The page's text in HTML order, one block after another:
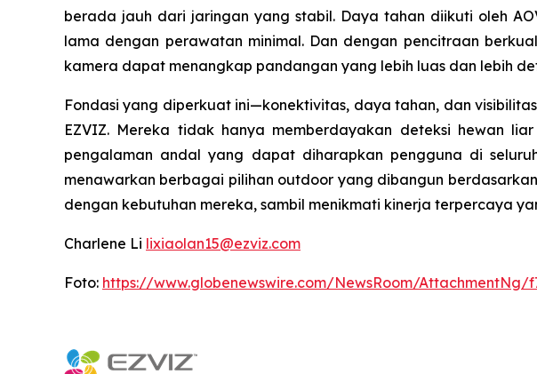
berada jauh dari jaringan yang stabil. Daya tahan diikuti oleh
lama dengan perawatan minimal. Dan dengan pencitraan
kamera dapat menangkap pandangan yang lebih luas dan lebih
Fondasi yang diperkuat ini—konektivitas, daya tahan, dan
EZVIZ. Mereka tidak hanya memberdayakan deteksi hewan
pengalaman andal yang dapat diharapkan pengguna di
menawarkan berbagai pilihan outdoor yang dibangun
dengan kebutuhan mereka, sambil menikmati kinerja terpercaya
Charlene Li lixiaolan15@ezviz.com
Foto: https://www.globenewswire.com/NewsRoom/AttachmentNg/